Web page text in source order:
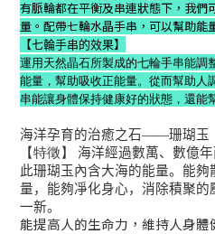
有脈輪都在平衡及串連狀態下，我們
量。配帶七輪水晶手串，可以幫助能
【七輪手串的效果】
運用天然晶石所製成的七輪手串能調
能量，幫助吸收正能量。從而幫助人
串能讓身體保持健康好的狀態，還能
海洋孕育的治癒之石――珊瑚玉
【特徵】 海洋經過數萬、數億
此珊瑚玉內含大海的能量。能夠
量，能夠凈化身心，消除積聚
一新。
能提高人的生命力，維持人身